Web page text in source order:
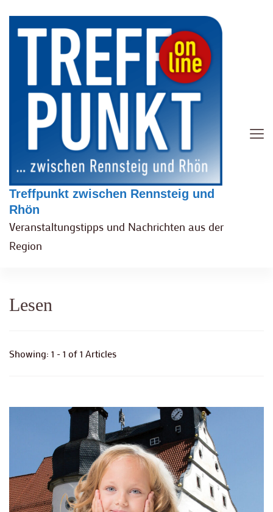
Treffpunkt zwischen Rennsteig und
Rhön
Veranstaltungstipps und Nachrichten aus der
Region
Lesen
Showing: 1 - 1 of 1 Articles